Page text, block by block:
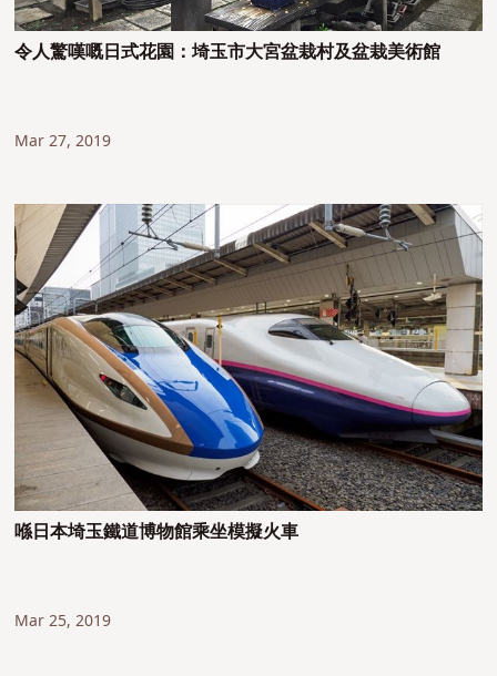
令人驚嘆嘅日式花園：埼玉市大宮盆栽村及盆栽美術館
Mar 27, 2019
喺日本埼玉鐵道博物館乘坐模擬火車
Mar 25, 2019